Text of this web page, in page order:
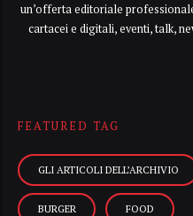
un’offerta editoriale
cartacei e digitali, eventi, talk,
FEATURED TAG
GLI ARTICOLI DELL’ARCHIVIO
BURGER FOOD